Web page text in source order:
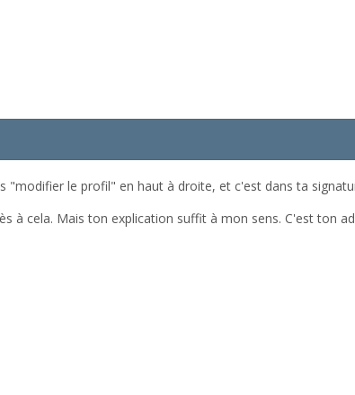
le profil" en haut à droite, et c'est dans ta
à cela. Mais ton explication suffit à mon sens. C'est ton